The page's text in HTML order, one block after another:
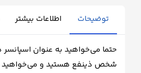
توضیحات اطلاعات بیشتر
حتما می‌خواهید به عنوان
شخص ذینفع هستید و می‌خواهید با